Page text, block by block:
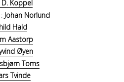
Koppel
Johan Norlund
Hald
Aastorp
Øyen
Toms
Tvinde